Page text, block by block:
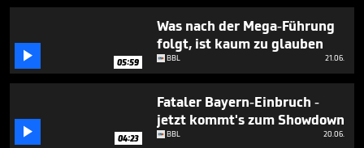
5
seconds
 05:59
Was nach der Mega-Führung
folgt, ist kaum zu glauben
BBL 21.06.
 04:23
Fataler Bayern-Einbruch -
jetzt kommt's zum Showdown
BBL 20.06.